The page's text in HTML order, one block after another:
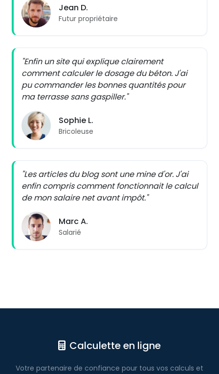
Jean D.
Futur propriétaire
"Enfin un site qui explique clairement
comment calculer le dosage du béton. J'ai
pu commander les bonnes quantités pour
ma terrasse sans gaspiller."
Sophie L.
Bricoleuse
"Les articles du blog sont une mine d'or. J'ai
enfin compris comment fonctionnait le calcul
de mon salaire net avant impôt."
Marc A.
Salarié
Calculette en ligne
Votre partenaire de confiance pour tous vos calculs et